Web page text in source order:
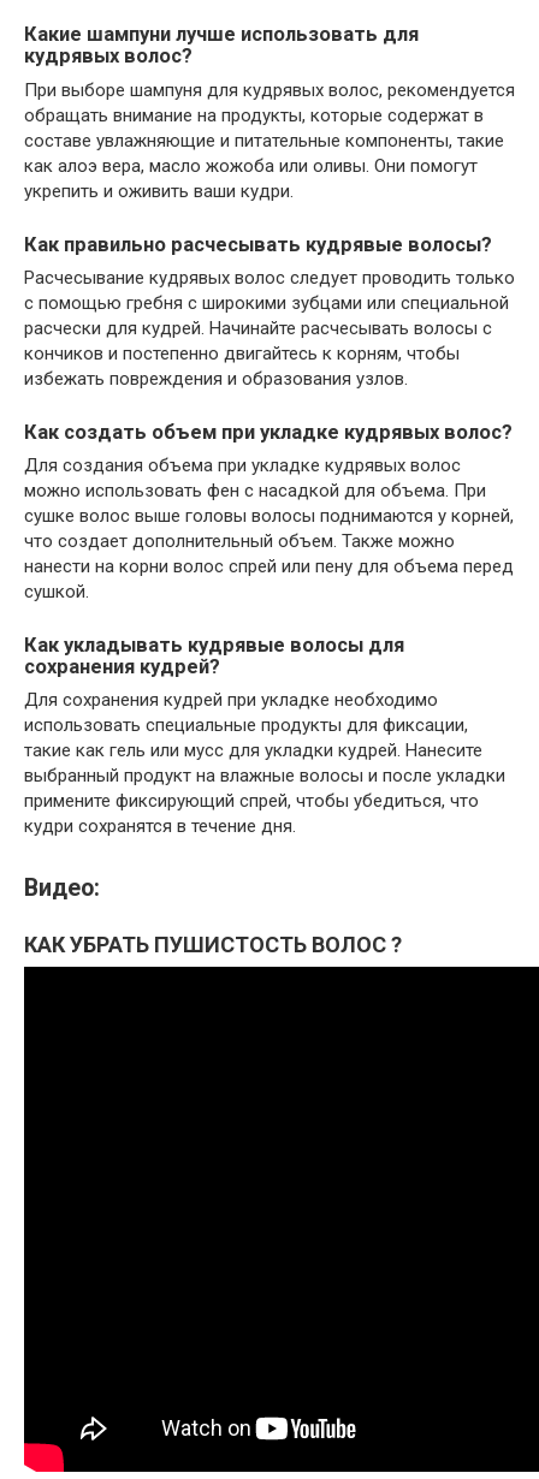
Какие шампуни лучше использовать для
кудрявых волос?
При выборе шампуня для кудрявых волос, рекомендуется
обращать внимание на продукты, которые содержат в
составе увлажняющие и питательные компоненты, такие
как алоэ вера, масло жожоба или оливы. Они помогут
укрепить и оживить ваши кудри.
Как правильно расчесывать кудрявые волосы?
Расчесывание кудрявых волос следует проводить только
с помощью гребня с широкими зубцами или специальной
расчески для кудрей. Начинайте расчесывать волосы с
кончиков и постепенно двигайтесь к корням, чтобы
избежать повреждения и образования узлов.
Как создать объем при укладке кудрявых волос?
Для создания объема при укладке кудрявых волос
можно использовать фен с насадкой для объема. При
сушке волос выше головы волосы поднимаются у корней,
что создает дополнительный объем. Также можно
нанести на корни волос спрей или пену для объема перед
сушкой.
Как укладывать кудрявые волосы для
сохранения кудрей?
Для сохранения кудрей при укладке необходимо
использовать специальные продукты для фиксации,
такие как гель или мусс для укладки кудрей. Нанесите
выбранный продукт на влажные волосы и после укладки
примените фиксирующий спрей, чтобы убедиться, что
кудри сохранятся в течение дня.
Видео:
КАК УБРАТЬ ПУШИСТОСТЬ ВОЛОС ?